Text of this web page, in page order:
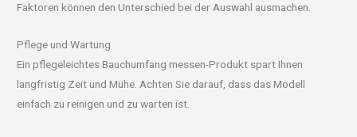
Faktoren können den Unterschied bei der Auswahl ausmachen.
Pflege und Wartung
Ein pflegeleichtes Bauchumfang messen-Produkt spart Ihnen
langfristig Zeit und Mühe. Achten Sie darauf, dass das Modell
einfach zu reinigen und zu warten ist.